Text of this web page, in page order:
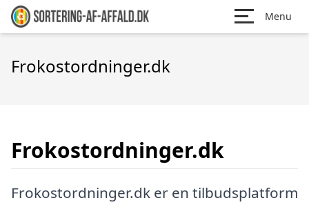
Menu
Frokostordninger.dk
Frokostordninger.dk
Frokostordninger.dk er en tilbudsplatform